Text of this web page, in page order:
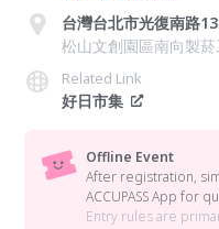
台灣台北市光復南路
松山文創園區南向製菸
Related Link
好日市集
Offline Event
After registration,
ACCUPASS App for
Entry rules are